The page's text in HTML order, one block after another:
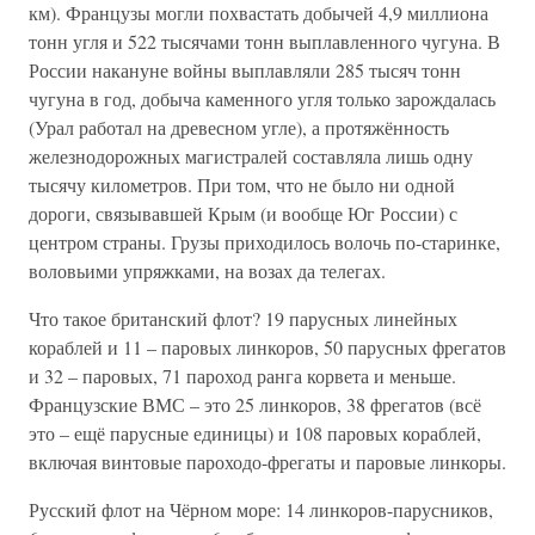
км). Французы могли похвастать добычей 4,9 миллиона
тонн угля и 522 тысячами тонн выплавленного чугуна. В
России накануне войны выплавляли 285 тысяч тонн
чугуна в год, добыча каменного угля только зарождалась
(Урал работал на древесном угле), а протяжённость
железнодорожных магистралей составляла лишь одну
тысячу километров. При том, что не было ни одной
дороги, связывавшей Крым (и вообще Юг России) с
центром страны. Грузы приходилось волочь по-старинке,
воловьими упряжками, на возах да телегах.
Что такое британский флот? 19 парусных линейных
кораблей и 11 – паровых линкоров, 50 парусных фрегатов
и 32 – паровых, 71 пароход ранга корвета и меньше.
Французские ВМС – это 25 линкоров, 38 фрегатов (всё
это – ещё парусные единицы) и 108 паровых кораблей,
включая винтовые пароходо-фрегаты и паровые линкоры.
Русский флот на Чёрном море: 14 линкоров-парусников,